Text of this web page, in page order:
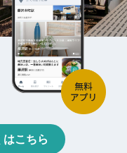
こちら